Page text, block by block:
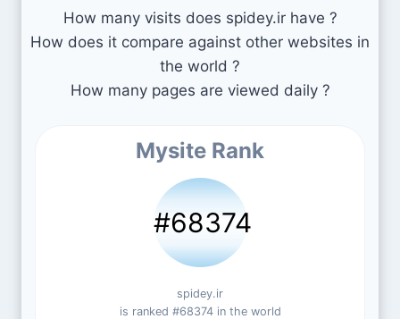
How many visits does spidey.ir have ?
How does it compare against other websites in
the world ?
How many pages are viewed daily ?
Mysite Rank
#68374
spidey.ir
is ranked #68374 in the world